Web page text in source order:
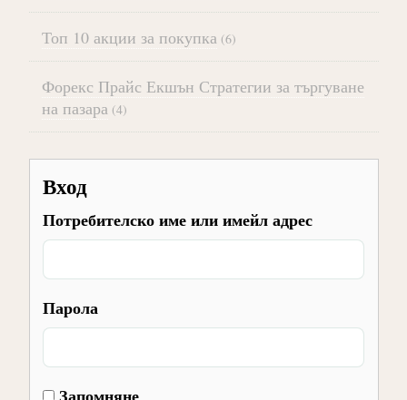
Топ 10 акции за покупка (6)
Форекс Прайс Екшън Стратегии за търгуване
на пазара (4)
Вход
Потребителско име или имейл адрес
Парола